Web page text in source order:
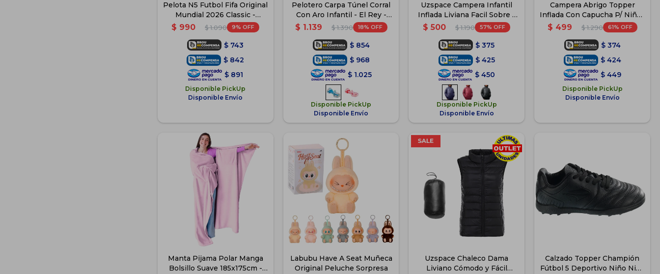
Pelota N5 Futbol Fifa Original
Mundial 2026 Classic -
Celeste
$ 990 $ 1.090 9
$ 743
$ 842
$ 891
Disponible PickUp
Disponible Envío
Pelotero Carpa Túnel Corral
Con Aro Infantil - El Rey -
Azul
$ 1.139 $ 1.390 18
$ 854
$ 968
$ 1.025
Disponible PickUp
Disponible Envío
Uzspace Campera Infantil
Inflada Liviana Facil Sobre -
Azul
$ 500 $ 1.190 57
$ 375
$ 425
$ 450
Disponible PickUp
Disponible Envío
Campera Abrigo Topper
Inflada Con Capucha P/ Niños
- Azul indigo
$ 499 $ 1.290 61
$ 374
$ 424
$ 449
Disponible PickUp
Disponible Envío
Manta Pijama Polar Manga
Bolsillo Suave 185x175cm -
Labubu Have A Seat Muñeca
Original Peluche Sorpresa
Uzspace Chaleco Dama
Liviano Cómodo y Fácil
Calzado Topper Champión
Fútbol 5 Deportivo Niño Niña